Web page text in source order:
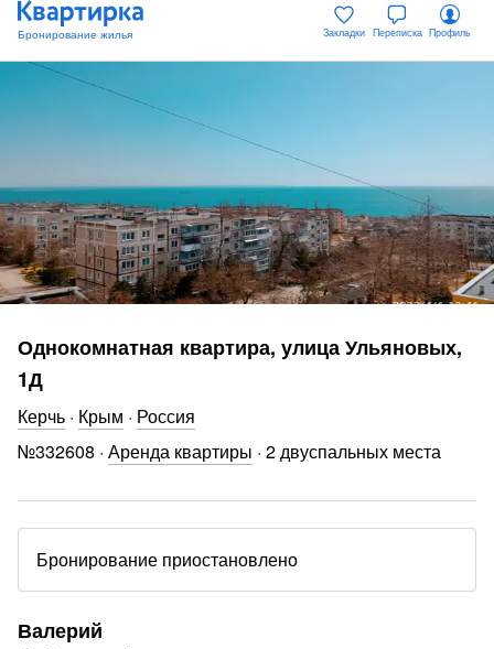
Закладки Переписка Профиль
Однокомнатная квартира, улица Ульяновых,
1Д
Керчь · Крым · Россия
№332608 · Аренда квартиры · 2 двуспальных места
Бронирование приостановлено
Валерий